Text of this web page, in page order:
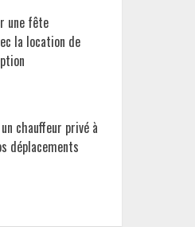
une fête
la location de
chauffeur privé à
déplacements